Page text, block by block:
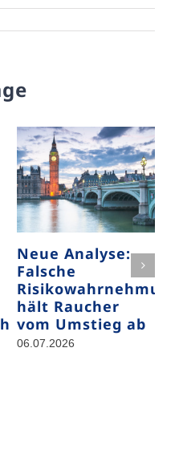
Neue Analyse:
Falsche
hält Raucher
vom Umstieg ab
06.07.2026